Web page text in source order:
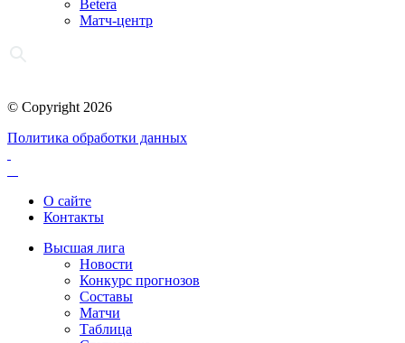
Betera
Матч-центр
© Copyright 2026
Политика обработки данных
О сайте
Контакты
Высшая лига
Новости
Конкурс прогнозов
Составы
Матчи
Таблица